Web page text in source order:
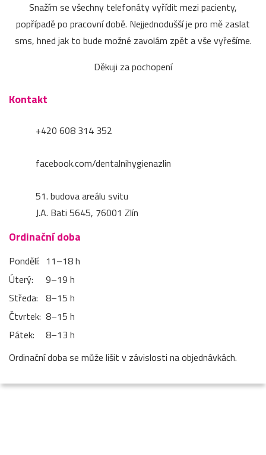
Snažím se všechny telefonáty vyřídit mezi pacienty,
popřípadě po pracovní době. Nejjednodušší je pro mě zaslat
sms, hned jak to bude možné zavolám zpět a vše vyřešíme.
Děkuji za pochopení
Kontakt
+420 608 314 352
facebook.com/dentalnihygienazlin
51. budova areálu svitu
J.A. Bati 5645, 76001 Zlín
Ordinační doba
Pondělí: 11–⁠18 h
Úterý:
9–⁠19 h
Středa: 8–⁠15 h
Čtvrtek: 8–⁠15 h
Pátek:
8–⁠13 h
Ordinační doba se může lišit v závislosti na objednávkách.